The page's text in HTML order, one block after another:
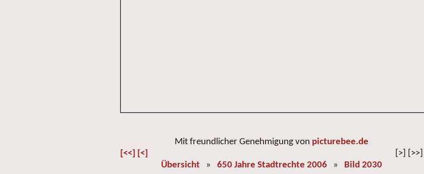
Mit freundlicher Genehmigung von picturebee.de
[<<] [<]
[>] [>>]
Übersicht » 650 Jahre Stadtrechte 2006 » Bild 2030